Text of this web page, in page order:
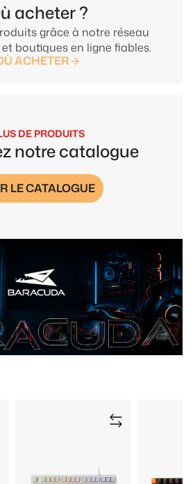
grâce à notre réseau
boutiques en ligne fiables.
acheter ?
ACHETER
DE PRODUITS
notre catalogue
LE CATALOGUE